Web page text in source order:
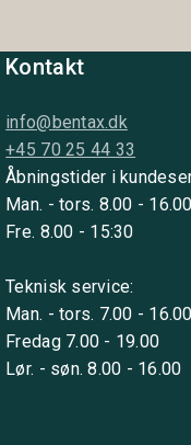
Kontakt
info@bentax.dk
+45 70 25 44 33
Åbningstider i
Man. - tors. 8.00 - 16.00
Fre. 8.00 - 15:30
Teknisk service:
Man. - tors. 7.00 - 16.00
Fredag 7.00 - 19.00
Lør. - søn. 8.00 - 16.00